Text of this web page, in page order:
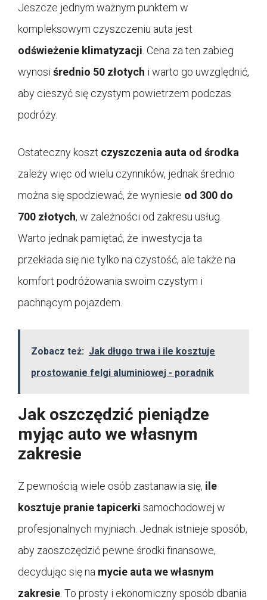
Jeszcze jednym ważnym punktem w
kompleksowym czyszczeniu auta jest
odświeżenie klimatyzacji . Cena za ten zabieg
wynosi średnio 50 złotych i warto go uwzględnić,
aby cieszyć się czystym powietrzem podczas
podróży.
Ostateczny koszt czyszczenia auta od środka
zależy więc od wielu czynników, jednak średnio
można się spodziewać, że wyniesie od 300 do
700 złotych, w zależności od zakresu usług.
Warto jednak pamiętać, że inwestycja ta
przekłada się nie tylko na czystość, ale także na
komfort podróżowania swoim czystym i
pachnącym pojazdem.
Zobacz też: Jak długo trwa i ile kosztuje
prostowanie felgi aluminiowej - poradnik
Jak oszczędzić pieniądze
myjąc auto we własnym
zakresie
Z pewnością wiele osób zastanawia się, ile
kosztuje pranie tapicerki samochodowej w
profesjonalnych myjniach. Jednak istnieje sposób,
aby zaoszczędzić pewne środki finansowe,
decydując się na mycie auta we własnym
zakresie . To prosty i ekonomiczny sposób dbania